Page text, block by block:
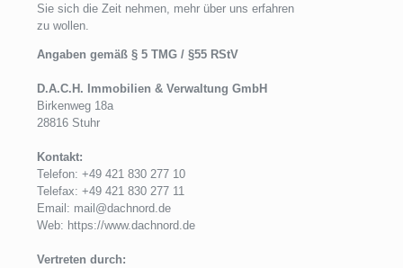
Sie sich die Zeit nehmen, mehr über uns erfahren
zu wollen.
Angaben gemäß § 5 TMG / §55 RStV
D.A.C.H. Immobilien & Verwaltung GmbH
Birkenweg 18a
28816 Stuhr
Kontakt:
Telefon: +49 421 830 277 10
Telefax: +49 421 830 277 11
Email: mail@dachnord.de
Web: https://www.dachnord.de
Vertreten durch: